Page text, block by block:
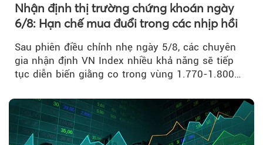
Nhận định thị trường chứng khoán ngày
6/8: Hạn chế mua đuổi trong các nhịp hồi
Sau phiên điều chỉnh nhẹ ngày 5/8, các chuyên
gia nhận định VN Index nhiều khả năng sẽ tiếp
tục diễn biến giằng co trong vùng 1.770-1.800